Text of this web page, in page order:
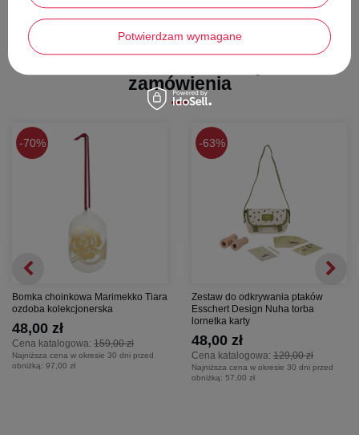
Wysokość -
Grubość -0,1 cm
zamówienia
70%
Bomka choinkowa Marimekko Tiara
ozdoba kolekcjonerska
Cena katalogowa: 159,00 zł
48,00 zł
Najniższa cena w okresie 30 dni przed
obniżką: 97,00 zł
63%
Zestaw do odkrywania ptaków
Esschert Design Nuha torba
lornetka karty
Cena katalogowa: 129,00 zł
48,00 zł
Najniższa cena w okresie 30 dni przed
obniżką: 57,00 zł
Potwierdzam wymagane